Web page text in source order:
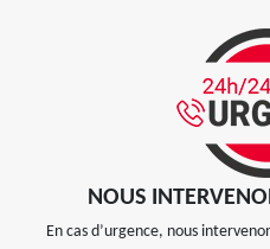
NOUS
En cas d’urgence, nous